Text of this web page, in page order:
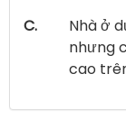
C.
Nhà ở
nhưng
cao